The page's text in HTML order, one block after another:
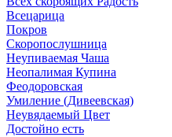
Всецарица
Покров
Скоропослушница
Неупиваемая Чаша
Неопалимая Купина
Феодоровская
Умиление (Дивеевская)
Неувядаемый Цвет
Достойно есть